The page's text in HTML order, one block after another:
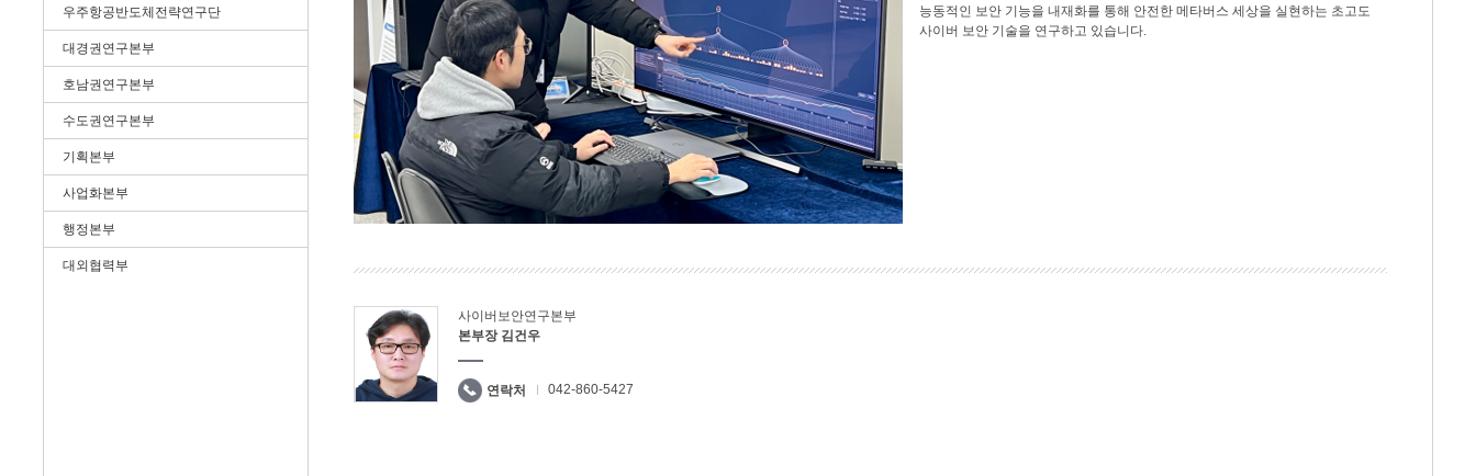
우주항공반도체전략연구단
대경권연구본부
호남권연구본부
수도권연구본부
기획본부
사업화본부
행정본부
대외협력부
능동적인 보안 기능을 내재화를 통해 안전한 메타버스 세상을 실현하는 초고도
사이버 보안 기술을 연구하고 있습니다.
사이버보안연구본부
본부장 김건우
연락처 042-860-5427